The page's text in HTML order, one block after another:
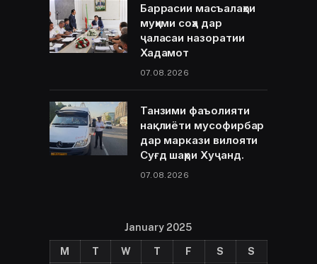
Баррасии масъалаҳои
муҳими соҳа дар
ҷаласаи назоратии
Хадамот
07.08.2026
Танзими фаъолияти
нақлиёти мусофирбар
дар маркази вилояти
Суғд шаҳри Хуҷанд.
07.08.2026
January 2025
M T W T F S S